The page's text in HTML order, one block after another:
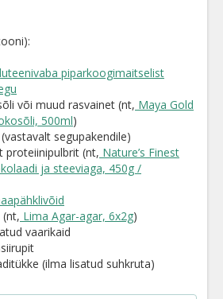
piparkoogimaitselist
või muud rasvainet (nt, Maya Gold
500ml)
segupakendile)
proteiinipulbrit (nt, Nature’s Finest
ja steeviaga, 450g /
Lima Agar-agar, 6x2g)
vaarikaid
(ilma lisatud suhkruta)